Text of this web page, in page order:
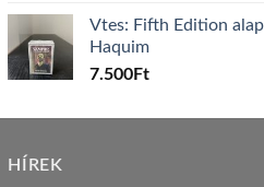
Vtes: Fifth Edition
Haquim
7.500Ft
HÍREK